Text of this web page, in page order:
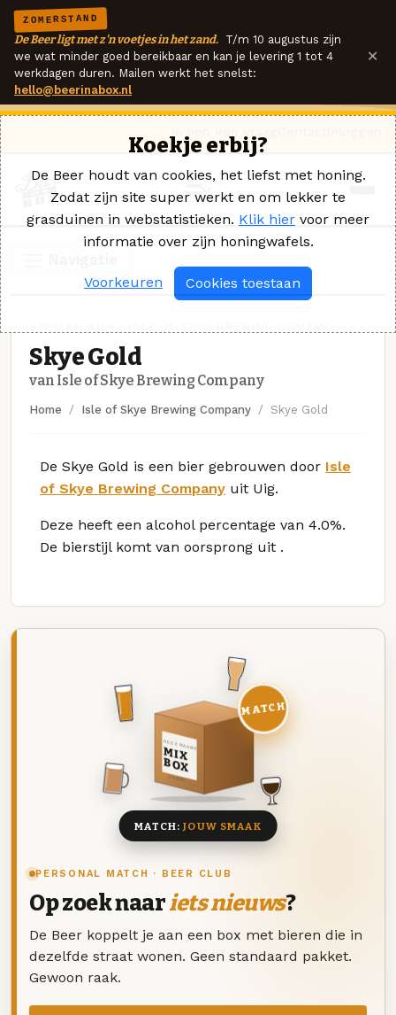
ZOMERSTAND
De Beer ligt met z'n voetjes in het zand. T/m 10 augustus zijn
we wat minder goed bereikbaar en kan je levering 1 tot 4
werkdagen duren. Mailen werkt het snelst:
hello@beerinabox.nl
×
Skye Gold
van Isle of Skye Brewing Company
Home Isle of Skye Brewing Company Skye Gold
De Skye Gold is een bier gebrouwen door Isle
of Skye Brewing Company uit Uig.
Deze heeft een alcohol percentage van 4.0%.
De bierstijl komt van oorsprong uit .
PERSONAL MATCH · BEER CLUB
Op zoek naariets nieuws?
De Beer koppelt je aan een box met bieren die in
dezelfde straat wonen. Geen standaard pakket.
Gewoon raak.
DEZE MAAND
MIX
BOX
8 BIEREN
MATCH
MATCH:JOUW SMAAK
Koekje erbij?
De Beer houdt van cookies, het liefst met honing.
Zodat zijn site super werkt en om lekker te
grasduinen in webstatistieken. Klik hier voor meer
informatie over zijn honingwafels.
Voorkeuren Cookies toestaan